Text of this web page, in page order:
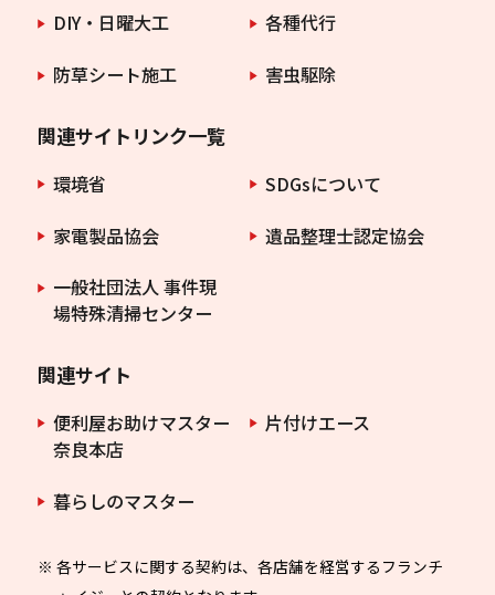
DIY・日曜大工
各種代行
防草シート施工
害虫駆除
関連サイトリンク一覧
環境省
SDGsについて
家電製品協会
遺品整理士認定協会
一般社団法人 事件現
場特殊清掃センター
関連サイト
便利屋お助けマスター
奈良本店
片付けエース
暮らしのマスター
※ 各サービスに関する契約は、各店舗を経営するフランチ